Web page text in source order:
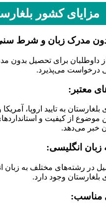
مزایای کشور
مدرک زبان و شرط
داوطلبان برای تحصیل بدون
می‌پذیرد.
معتبر :
به تایید اروپا،
موضوع از کیفیت و
خبر می‌دهد.
زبان انگلیسی:
در رشته‌های مختلف به زبان
بلغارستان وجود دارد.
مناسب: